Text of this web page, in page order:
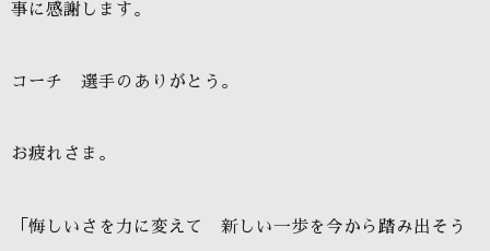
事に感謝します。
コーチ 選手のありがとう。
お疲れさま。
「悔しいさを力に変えて 新しい一歩を今から踏み出そう